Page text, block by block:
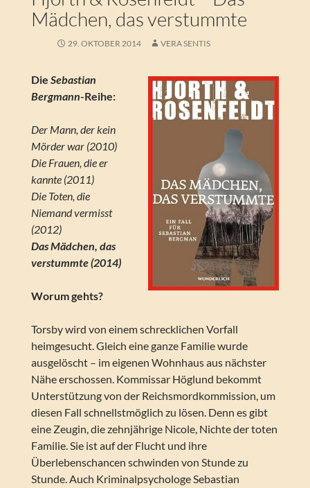
Mädchen, das verstummte
29. OKTOBER 2014 VERA SENTIS
Die Sebastian
Bergmann-Reihe:
Der Mann, der kein
Mörder war (2010)
Die Frauen, die er
kannte (2011)
Die Toten, die
Niemand vermisst
(2012)
Das Mädchen, das
verstummte (2014)
Worum gehts?
Torsby wird von einem schrecklichen Vorfall
heimgesucht. Gleich eine ganze Familie wurde
ausgelöscht – im eigenen Wohnhaus aus nächster
Nähe erschossen. Kommissar Höglund bekommt
Unterstützung von der Reichsmordkommission, um
diesen Fall schnellstmöglich zu lösen. Denn es gibt
eine Zeugin, die zehnjährige Nicole, Nichte der toten
Familie. Sie ist auf der Flucht und ihre
Überlebenschancen schwinden von Stunde zu
Stunde. Auch Kriminalpsychologe Sebastian